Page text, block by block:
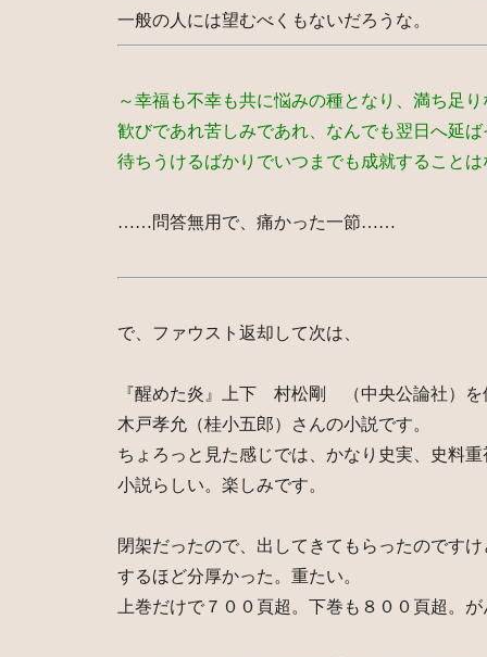
一般の人には望むべくもないだろうな。
～幸福も不幸も共に悩みの種となり、満ち足
歓びであれ苦しみであれ、なんでも翌日へ延
待ちうけるばかりでいつまでも成就すること
……問答無用で、痛かった一節……
で、ファウスト返却して次は、
『醒めた炎』上下 村松剛 （中央公論社）を
木戸孝允（桂小五郎）さんの小説です。
ちょろっと見た感じでは、かなり史実、史料重
小説らしい。楽しみです。
閉架だったので、出してきてもらったのです
するほど分厚かった。重たい。
上巻だけで７００頁超。下巻も８００頁超。